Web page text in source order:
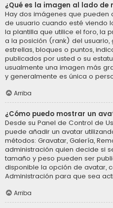
¿Qué es la imagen al lado de
Hay dos imágenes que
de usuario cuando esté viendo
la plantilla que utilice el foro, la
a la posición (rank) del
estrellas, bloques o puntos,
publicados por usted o su
usualmente una imagen más
y generalmente es única o
Arriba
¿Cómo puedo mostrar un
Desde su Panel de Control de
puede añadir un avatar
métodos: Gravatar, Galería,
administración quien decide si
tamaño y peso pueden ser
disponible la opción de avatar,
Administración para que sea
Arriba